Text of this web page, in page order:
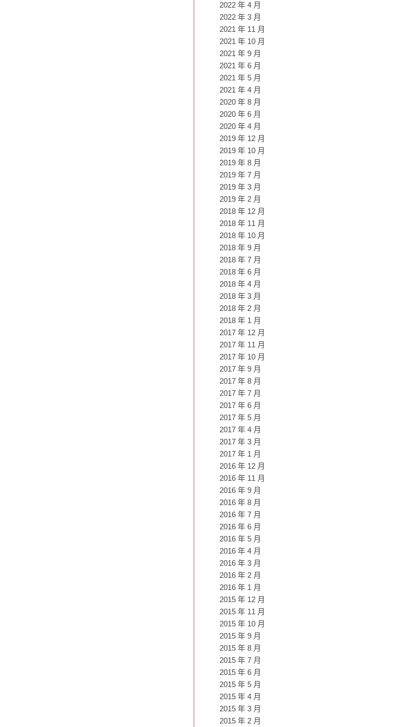
2022 年 4 月
2022 年 3 月
2021 年 11 月
2021 年 10 月
2021 年 9 月
2021 年 6 月
2021 年 5 月
2021 年 4 月
2020 年 8 月
2020 年 6 月
2020 年 4 月
2019 年 12 月
2019 年 10 月
2019 年 8 月
2019 年 7 月
2019 年 3 月
2019 年 2 月
2018 年 12 月
2018 年 11 月
2018 年 10 月
2018 年 9 月
2018 年 7 月
2018 年 6 月
2018 年 4 月
2018 年 3 月
2018 年 2 月
2018 年 1 月
2017 年 12 月
2017 年 11 月
2017 年 10 月
2017 年 9 月
2017 年 8 月
2017 年 7 月
2017 年 6 月
2017 年 5 月
2017 年 4 月
2017 年 3 月
2017 年 1 月
2016 年 12 月
2016 年 11 月
2016 年 9 月
2016 年 8 月
2016 年 7 月
2016 年 6 月
2016 年 5 月
2016 年 4 月
2016 年 3 月
2016 年 2 月
2016 年 1 月
2015 年 12 月
2015 年 11 月
2015 年 10 月
2015 年 9 月
2015 年 8 月
2015 年 7 月
2015 年 6 月
2015 年 5 月
2015 年 4 月
2015 年 3 月
2015 年 2 月